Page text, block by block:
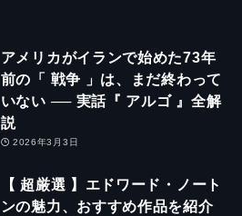
アメリカがイランで始めた73年
前の「 戦争 」は、まだ終わって
いない ── 実話『 アルゴ 』全解
説
2026年3月3日
【 超厳選 】エドワード・ノート
ンの魅力、おすすめ作品を紹介